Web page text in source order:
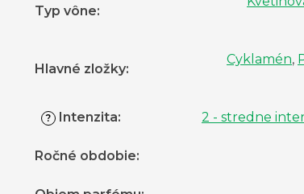
Typ vône:
Hlavné zložky:
Cyklamén,
? Intenzita: 2 - stredne
Ročné obdobie: